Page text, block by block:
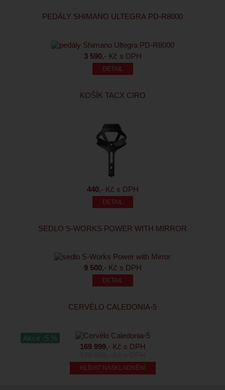
PEDÁLY SHIMANO ULTEGRA PD-R8000
3 590,- Kč s DPH
KOŠÍK TACX CIRO
440,- Kč s DPH
SEDLO S-WORKS POWER WITH MIRROR
9 500,- Kč s DPH
CERVÉLO CALEDONIA-5
Akce -5 %
169 999,- Kč s DPH
HLÍDAT NASKLADNĚNÍ